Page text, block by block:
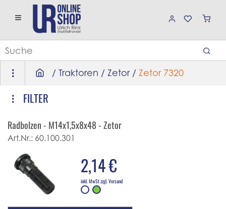
/ Traktoren / Zetor / Zetor 7320
FILTER
Radbolzen - M14x1,5x8x48 - Zetor
Art.Nr.: 60.100.301
2,14 €
inkl. MwSt zzgl. Versand